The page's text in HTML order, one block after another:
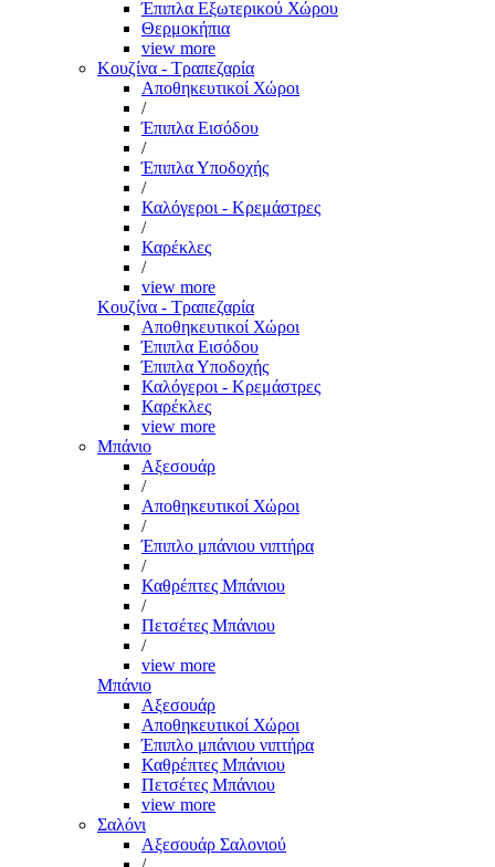
Έπιπλα Εξωτερικού Χώρου
Θερμοκήπια
view more
Κουζίνα - Τραπεζαρία
Αποθηκευτικοί Χώροι
/
Έπιπλα Εισόδου
/
Έπιπλα Υποδοχής
/
Καλόγεροι - Κρεμάστρες
/
Καρέκλες
/
view more
Κουζίνα - Τραπεζαρία
Αποθηκευτικοί Χώροι
Έπιπλα Εισόδου
Έπιπλα Υποδοχής
Καλόγεροι - Κρεμάστρες
Καρέκλες
view more
Μπάνιο
Αξεσουάρ
/
Αποθηκευτικοί Χώροι
/
Έπιπλο μπάνιου νιπτήρα
/
Καθρέπτες Μπάνιου
/
Πετσέτες Μπάνιου
/
view more
Μπάνιο
Αξεσουάρ
Αποθηκευτικοί Χώροι
Έπιπλο μπάνιου νιπτήρα
Καθρέπτες Μπάνιου
Πετσέτες Μπάνιου
view more
Σαλόνι
Αξεσουάρ Σαλονιού